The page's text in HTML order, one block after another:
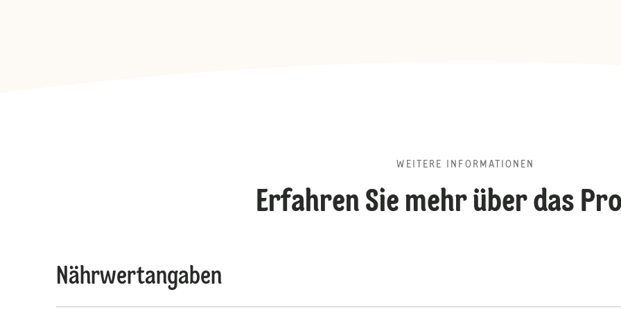
WEITERE INFORMATIONEN
Erfahren Sie mehr über das
Nährwertangaben